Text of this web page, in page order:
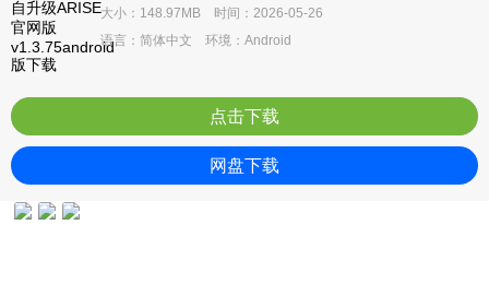
大小：148.97MB 时间：2026-05-26
语言：简体中文 环境：Android
点击下载
网盘下载